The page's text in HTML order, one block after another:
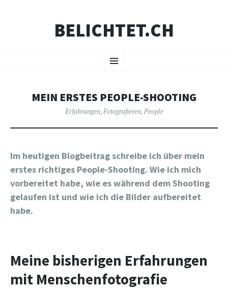
BELICHTET.CH
Menü
INHALT
MEIN ERSTES PEOPLE-SHOOTING
Erfahrungen, Fotografieren, People
Im heutigen Blogbeitrag schreibe ich über mein
erstes richtiges People-Shooting. Wie ich mich
vorbereitet habe, wie es während dem Shooting
gelaufen ist und wie ich die Bilder aufbereitet
habe.
Meine bisherigen Erfahrungen
mit Menschenfotografie